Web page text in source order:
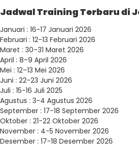
Jadwal Training Terbaru di
Januari : 16-17 Januari 2026
Februari : 12-13 Februari 2026
Maret : 30–31 Maret 2026
April : 8–9 April 2026
Mei : 12–13 Mei 2026
Juni : 22-23 Juni 2026
Juli : 15-16 Juli 2025
Agustus : 3-4 Agustus 2026
September : 17-18 September 2026
Oktober : 21-22 Oktober 2026
November : 4-5 November 2026
Desember : 17-18 Desember 2026